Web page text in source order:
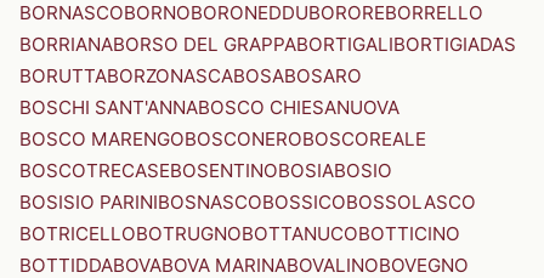
BORNASCOBORNOBORONEDDUBOROREBORRELLO
BORRIANABORSO DEL GRAPPABORTIGALIBORTIGIADAS
BORUTTABORZONASCABOSABOSARO
BOSCHI SANT'ANNABOSCO CHIESANUOVA
BOSCO MARENGOBOSCONEROBOSCOREALE
BOSCOTRECASEBOSENTINOBOSIABOSIO
BOSISIO PARINIBOSNASCOBOSSICOBOSSOLASCO
BOTRICELLOBOTRUGNOBOTTANUCOBOTTICINO
BOTTIDDABOVABOVA MARINABOVALINOBOVEGNO